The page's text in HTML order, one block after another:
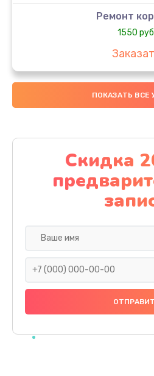
Ремонт
1550
650 руб.
Ремонт
1200
Замена
880 руб.
ПОКАЗАТЬ ВСЕ
Скидка